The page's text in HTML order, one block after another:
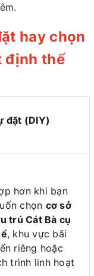
hay chọn
định thế
đặt (DIY)
hơn khi bạn
chọn cơ sở
trú Cát Bà cụ
, khu vực bãi
riêng hoặc
trình linh hoạt